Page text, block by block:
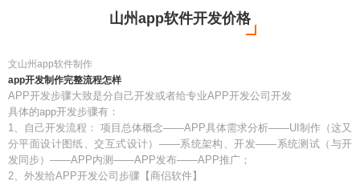
山州app软件开发价格
文山州app软件制作
app开发制作完整流程怎样
APP开发步骤大致是分自己开发或者给专业APP开发公司开发
具体的app开发步骤有：
1、自己开发流程： 项目总体概念——APP具体需求分析——UI制作（这又
分平面设计图纸、交互式设计）——系统架构、开发——系统测试（与开
发同步）——APP内测——APP发布——APP推广；
2、外发给APP开发公司步骤【商侣软件】